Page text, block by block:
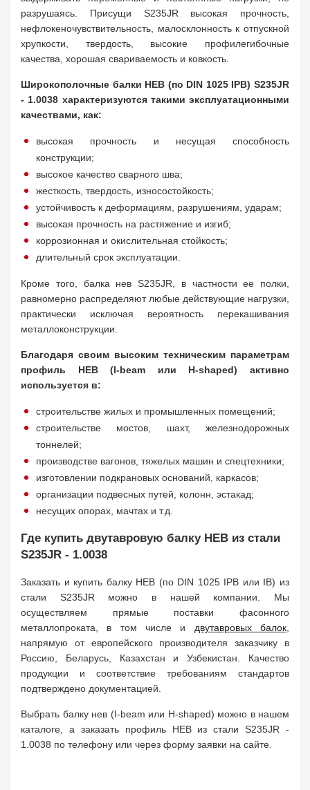
разрушаясь. Присущи S235JR высокая прочность,
нефлокеночувствительность, малосклонность к отпускной
хрупкости, твердость, высокие профилегибочные
качества, хорошая свариваемость и ковкость.
Широкополочные балки HEB (по DIN 1025 IPB) S235JR
- 1.0038 характеризуются такими эксплуатационными
качествами, как:
высокая прочность и несущая способность
конструкции;
высокое качество сварного шва;
жесткость, твердость, износостойкость;
устойчивость к деформациям, разрушениям, ударам;
высокая прочность на растяжение и изгиб;
коррозионная и окислительная стойкость;
длительный срок эксплуатации.
Кроме того, балка нев S235JR, в частности ее полки,
равномерно распределяют любые действующие нагрузки,
практически исключая вероятность перекашивания
металлоконструкции.
Благодаря своим высоким техническим параметрам
профиль HEB (I-beam или H-shaped) активно
используется в:
строительстве жилых и промышленных помещений;
строительстве мостов, шахт, железнодорожных
тоннелей;
производстве вагонов, тяжелых машин и спецтехники;
изготовлении подкрановых оснований, каркасов;
организации подвесных путей, колонн, эстакад;
несущих опорах, мачтах и т.д.
Где купить двутавровую балку HEB из стали
S235JR - 1.0038
Заказать и купить балку HEB (по DIN 1025 IPB или IB) из
стали S235JR можно в нашей компании. Мы
осуществляем прямые поставки фасонного
металлопроката, в том числе и двутавровых балок
напрямую от европейского производителя заказчику в
Россию, Беларусь, Казахстан и Узбекистан. Качество
продукции и соответствие требованиям стандартов
подтверждено документацией.
Выбрать балку нев (I-beam или H-shaped) можно в нашем
каталоге, а заказать профиль HEB из стали S235JR -
1.0038 по телефону или через форму заявки на сайте.